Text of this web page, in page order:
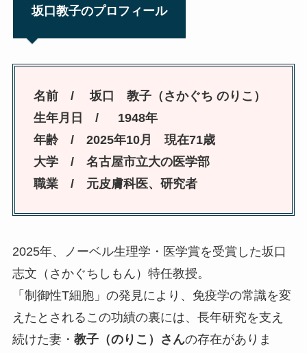
坂口教子のプロフィール
名前 / 坂口 教子（さかぐち のりこ）
生年月日 / 1948年
年齢 / 2025年10月 現在71歳
大学 / 名古屋市立大の医学部
職業 / 元皮膚科医、研究者
2025年、ノーベル生理学・医学賞を受賞した坂口
志文（さかぐちしもん）特任教授。
「制御性T細胞」の発見により、免疫学の常識を変
えたとされるこの功績の裏には、長年研究を支え
続けた妻・ 教子（のりこ）さんの存在がありま